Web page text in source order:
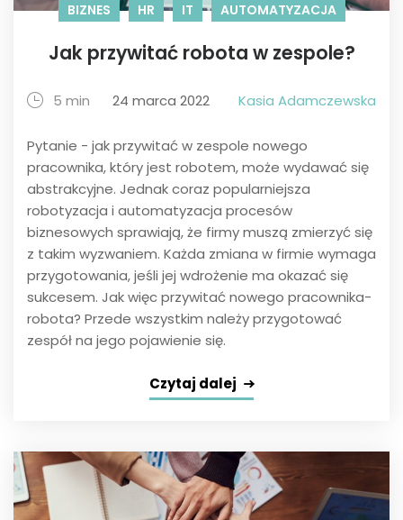
BIZNES HR IT AUTOMATYZACJA
Jak przywitać robota w zespole?
5 min 24 marca 2022 Kasia Adamczewska
Pytanie - jak przywitać w zespole nowego
pracownika, który jest robotem, może wydawać się
abstrakcyjne. Jednak coraz popularniejsza
robotyzacja i automatyzacja procesów
biznesowych sprawiają, że firmy muszą zmierzyć się
z takim wyzwaniem. Każda zmiana w firmie wymaga
przygotowania, jeśli jej wdrożenie ma okazać się
sukcesem. Jak więc przywitać nowego pracownika-
robota? Przede wszystkim należy przygotować
zespół na jego pojawienie się.
Czytaj dalej